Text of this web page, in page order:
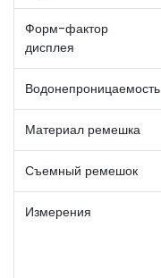
Форм-фактор
дисплея
Водонепроницаемость
Материал ремешка
Съемный ремешок
Измерения